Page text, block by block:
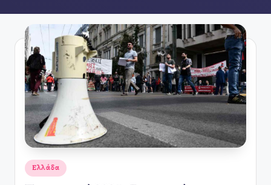
Αναρτήθηκε
σε
Ελλάδα